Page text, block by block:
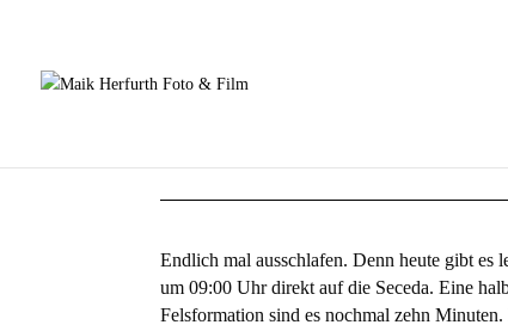
Endlich mal ausschlafen. Denn heute gibt es
um 09:00 Uhr direkt auf die Seceda. Eine
Felsformation sind es nochmal zehn